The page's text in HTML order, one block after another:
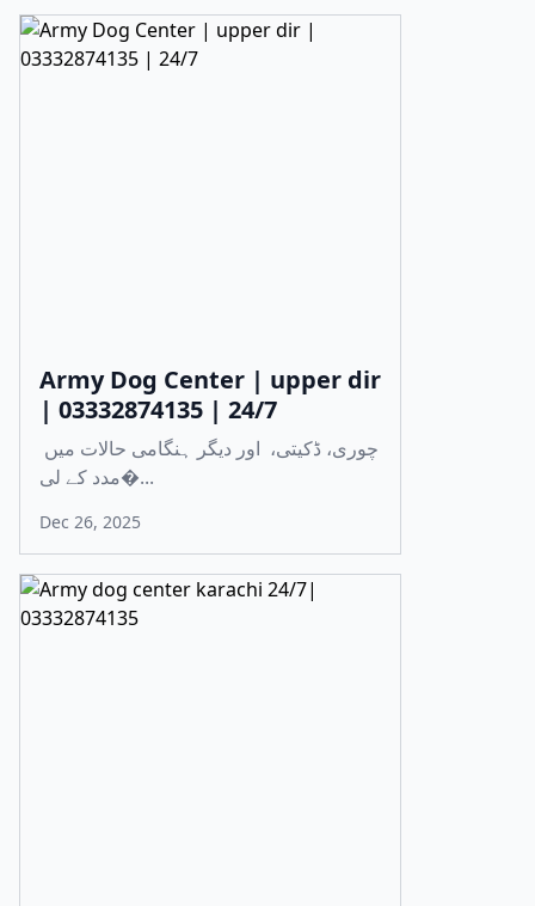
Army Dog Center | upper dir
| 03332874135 | 24/7
مدد کے لی�...
Dec 26, 2025